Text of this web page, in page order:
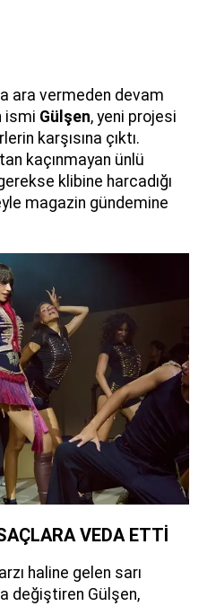
ara vermeden devam
ismi Gülşen, yeni projesi
karşısına çıktı.
kaçınmayan ünlü
klibine harcadığı
magazin gündemine
VEDA ETTİ
haline gelen sarı
değiştiren Gülşen,